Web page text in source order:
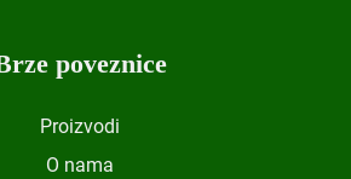
poveznice
Proizvodi
O nama